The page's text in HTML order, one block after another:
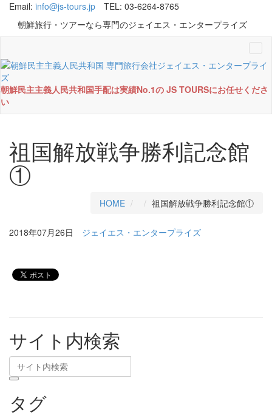
Email: info@js-tours.jp
TEL: 03-6264-8765
朝鮮旅行・ツアーなら専門のジェイエス・エンタープライズ
朝鮮民主主義人民共和国手配は実績No.1の JS TOURSにお任せくださ
い
祖国解放戦争勝利記念館
①
HOME 祖国解放戦争勝利記念館①
2018年07月26日 ジェイエス・エンタープライズ
サイト内検索
タグ